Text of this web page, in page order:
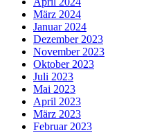
März 2024
Januar 2024
Dezember 2023
November 2023
Oktober 2023
Juli 2023
Mai 2023
April 2023
März 2023
Februar 2023